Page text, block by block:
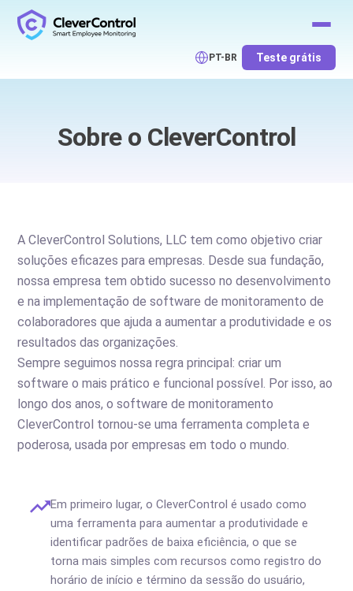
PT-BR Teste grátis
Sobre o CleverControl
A CleverControl Solutions, LLC tem como objetivo criar
soluções eficazes para empresas. Desde sua fundação,
nossa empresa tem obtido sucesso no desenvolvimento
e na implementação de software de monitoramento de
colaboradores que ajuda a aumentar a produtividade e os
resultados das organizações.
Sempre seguimos nossa regra principal: criar um
software o mais prático e funcional possível. Por isso, ao
longo dos anos, o software de monitoramento
CleverControl tornou-se uma ferramenta completa e
poderosa, usada por empresas em todo o mundo.
Em primeiro lugar, o CleverControl é usado como
uma ferramenta para aumentar a produtividade e
identificar padrões de baixa eficiência, o que se
torna mais simples com recursos como registro do
horário de início e término da sessão do usuário,